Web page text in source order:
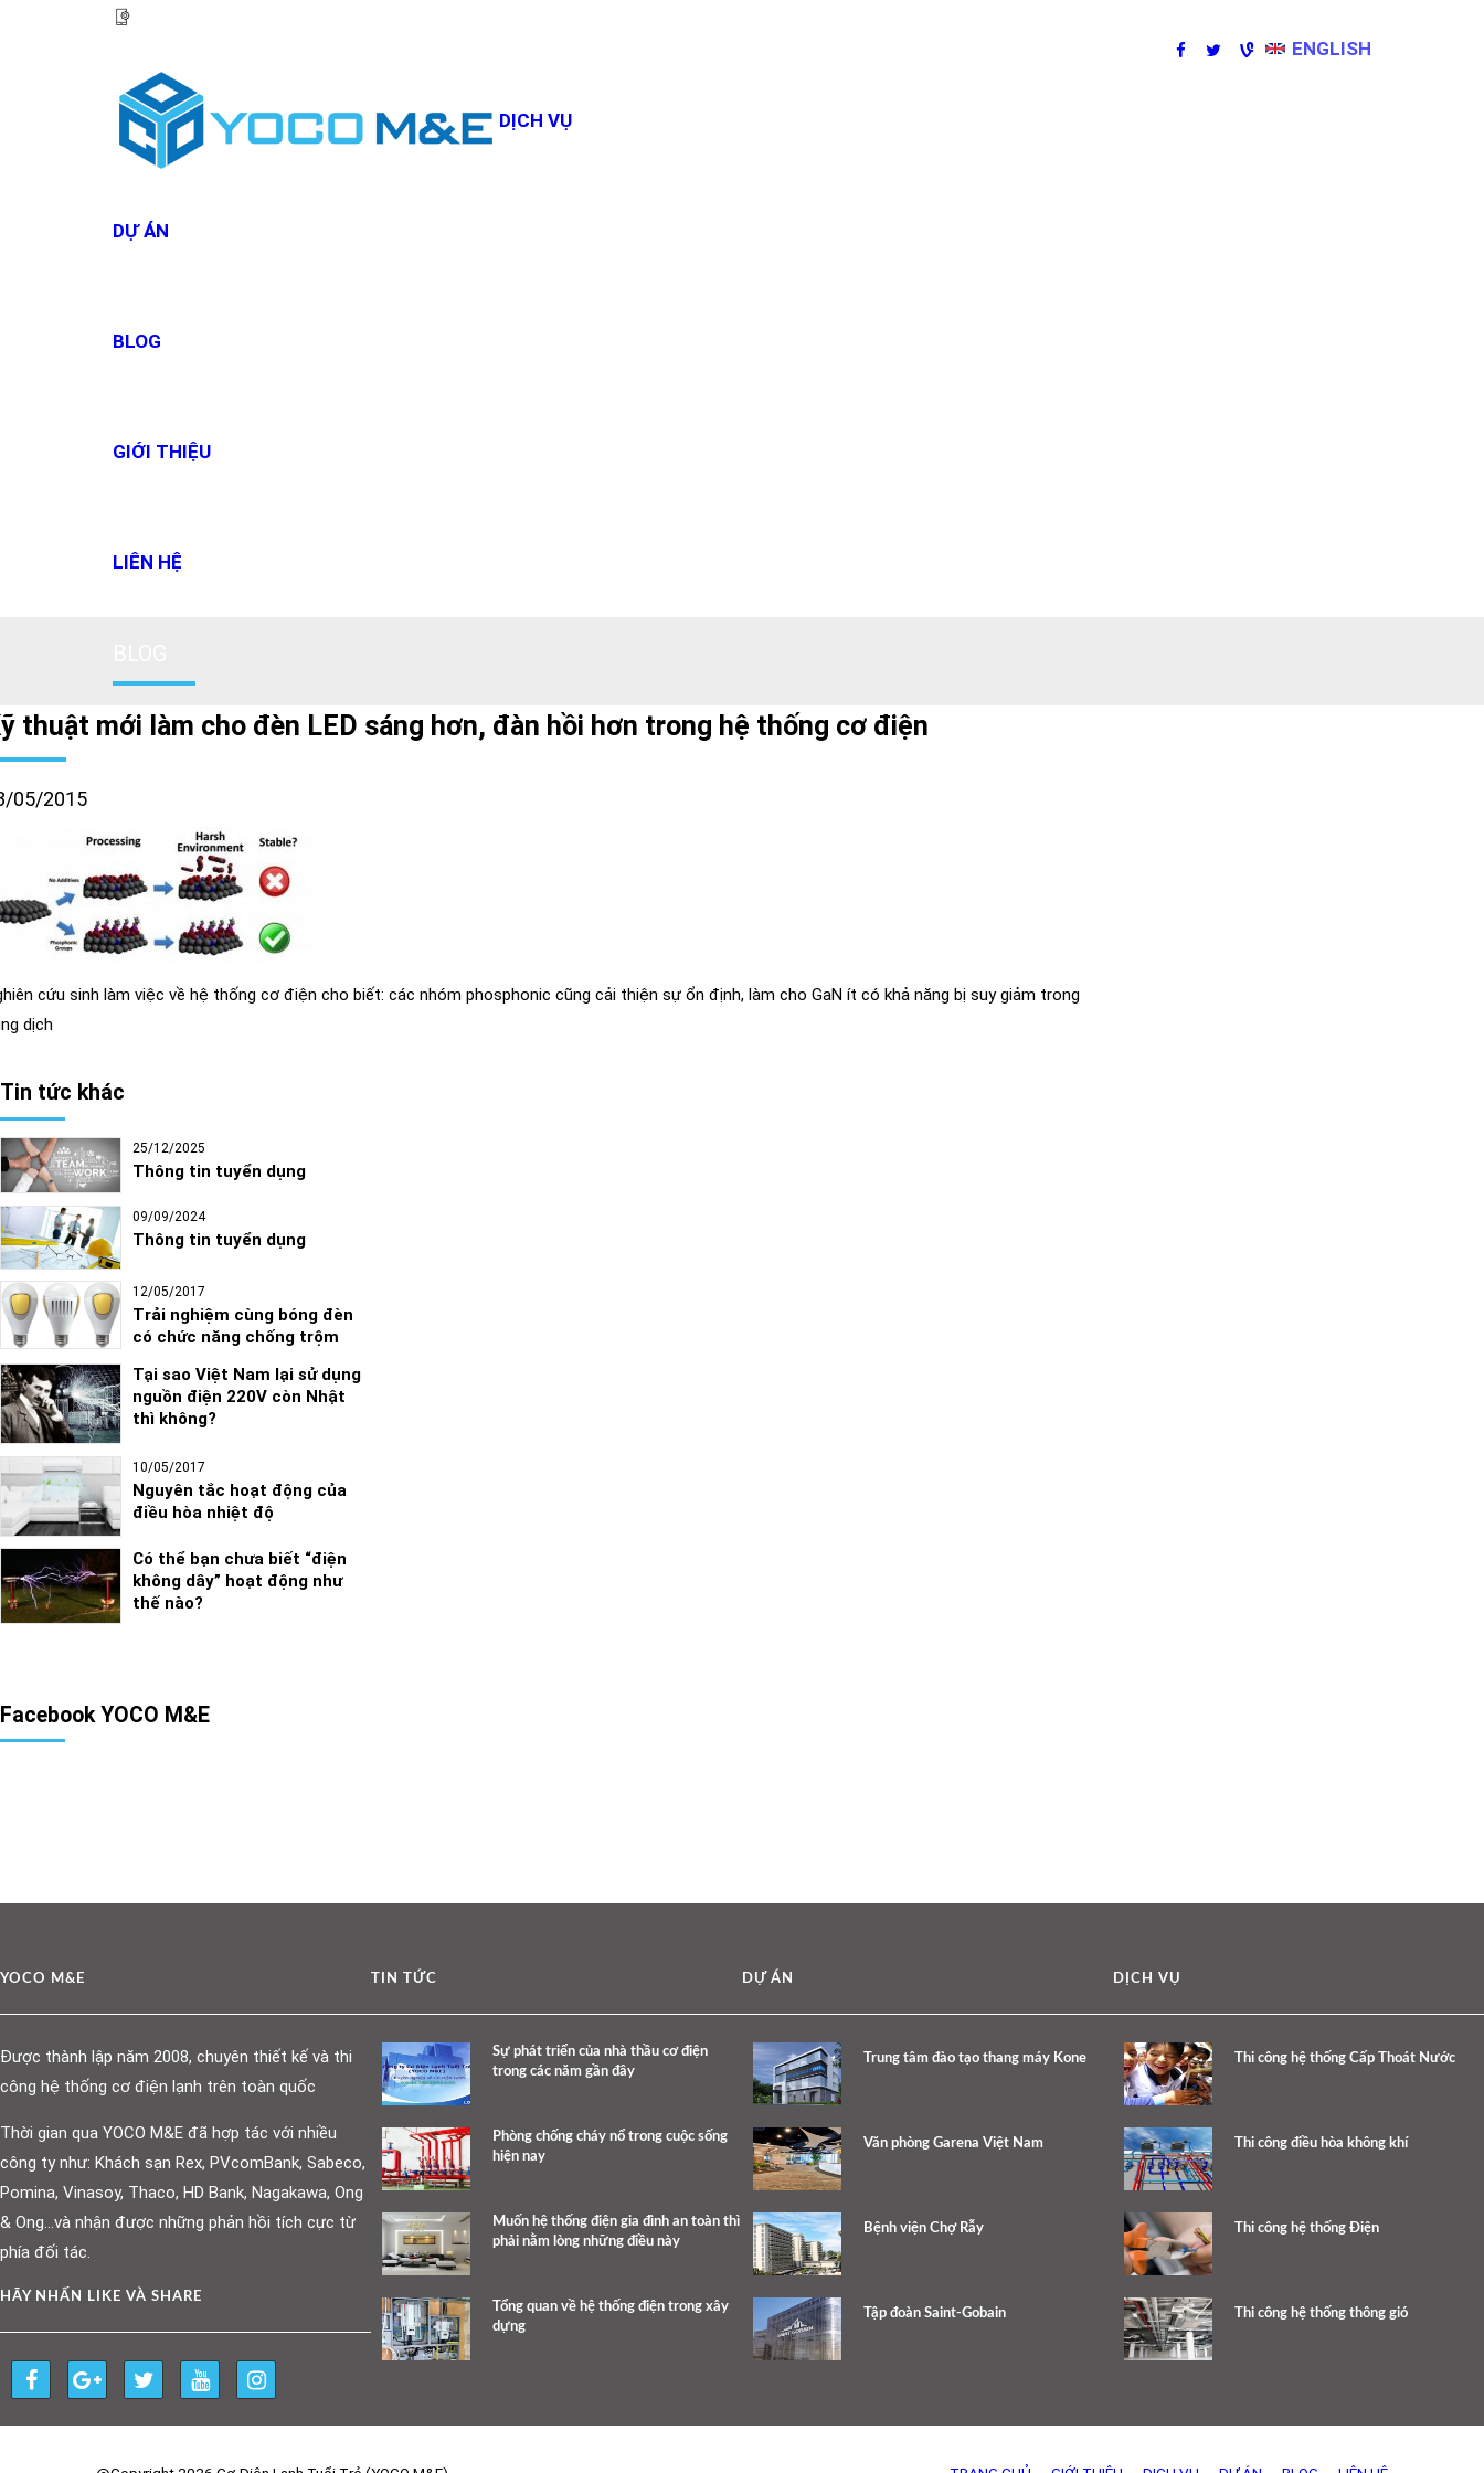
ENGLISH
DỊCH VỤ
DỰ ÁN
BLOG
GIỚI THIỆU
LIÊN HỆ
thuật mới làm cho đèn LED sáng hơn, đàn hồi hơn trong hệ thống cơ điện
05/2015
cứu sinh làm việc về hệ thống cơ điện cho biết: các nhóm phosphonic cũng cải thiện sự ổn định, làm cho GaN ít có khả năng bị suy giảm trong
dịch
Tin tức khác
25/12/2025
Thông tin tuyển dụng
09/09/2024
Thông tin tuyển dụng
12/05/2017
Trải nghiệm cùng bóng đèn
có chức năng chống trộm
Tại sao Việt Nam lại sử dụng
nguồn điện 220V còn Nhật
thì không?
10/05/2017
Nguyên tắc hoạt động của
điều hòa nhiệt độ
Có thể bạn chưa biết “điện
không dây” hoạt động như
thế nào?
Facebook YOCO M&E
YOCO M&E
Được thành lập năm 2008, chuyên thiết kế và thi
công hệ thống cơ điện lạnh trên toàn quốc
Thời gian qua YOCO M&E đã hợp tác với nhiều
công ty như: Khách sạn Rex, PVcomBank, Sabeco,
Pomina, Vinasoy, Thaco, HD Bank, Nagakawa, Ong
& Ong…và nhận được những phản hồi tích cực từ
phía đối tác.
HÃY NHẤN LIKE VÀ SHARE
TIN TỨC
Sự phát triển của nhà thầu cơ điện
trong các năm gần đây
Phòng chống cháy nổ trong cuộc sống
hiện nay
Muốn hệ thống điện gia đình an toàn thì
phải nằm lòng những điều này
Tổng quan về hệ thống điện trong xây
dựng
DỰ ÁN
Trung tâm đào tạo thang máy Kone
Văn phòng Garena Việt Nam
Bệnh viện Chợ Rẫy
Tập đoàn Saint-Gobain
DỊCH VỤ
Thi công hệ thống Cấp Thoát Nước
Thi công điều hòa không khí
Thi công hệ thống Điện
Thi công hệ thống thông gió